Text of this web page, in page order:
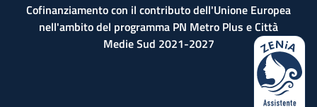
Cofinanziamento con il contributo dell'Unione Europea
nell'ambito del programma PN Metro Plus e Città
Medie Sud 2021-2027